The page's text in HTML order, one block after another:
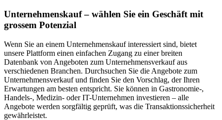
Unternehmenskauf – wählen Sie ein Geschäft mit
grossem Potenzial
Wenn Sie an einem Unternehmenskauf interessiert sind, bietet
unsere Plattform einen einfachen Zugang zu einer breiten
Datenbank von Angeboten zum Unternehmensverkauf aus
verschiedenen Branchen. Durchsuchen Sie die Angebote zum
Unternehmensverkauf und finden Sie den Vorschlag, der Ihren
Erwartungen am besten entspricht. Sie können in Gastronomie-,
Handels-, Medizin- oder IT-Unternehmen investieren – alle
Angebote werden sorgfältig geprüft, was die Transaktionssicherheit
gewährleistet.